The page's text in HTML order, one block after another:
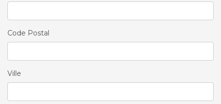
Code Postal
Ville